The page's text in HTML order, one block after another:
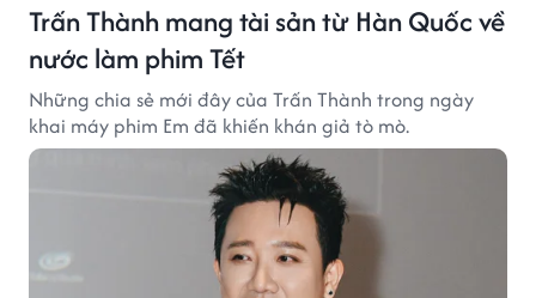
Trấn Thành mang tài sản từ Hàn Quốc về
nước làm phim Tết
Những chia sẻ mới đây của Trấn Thành trong ngày
khai máy phim Em đã khiến khán giả tò mò.